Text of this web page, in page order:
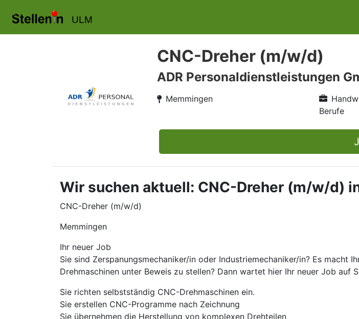
ULM
CNC-Dreher (m/w/d)
ADR Personaldienstleistungen
Memmingen
Berufe
Wir suchen aktuell: CNC-Dreher (m/w/d)
CNC-Dreher (m/w/d)
Memmingen
Ihr neuer Job
Sie sind Zerspanungsmechaniker/in oder Industriemechaniker/in? Es macht
Drehmaschinen unter Beweis zu stellen? Dann wartet hier Ihr neuer Job auf
Sie richten selbstständig CNC-Drehmaschinen ein.
Sie erstellen CNC-Programme nach Zeichnung
Sie übernehmen die Herstellung von komplexen Drehteilen